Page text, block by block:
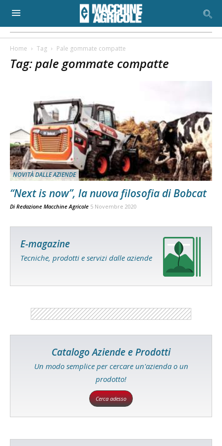
Home Tag Pale gommate compatte
Tag: pale gommate compatte
NOVITÀ DALLE AZIENDE
“Next is now”, la nuova filosofia di Bobcat
Di Redazione Macchine Agricole 5 Novembre 2020
E-magazine
Tecniche, prodotti e servizi dalle aziende
Catalogo Aziende e Prodotti
Un modo semplice per cercare un'azienda o un
prodotto!
Cerca adesso